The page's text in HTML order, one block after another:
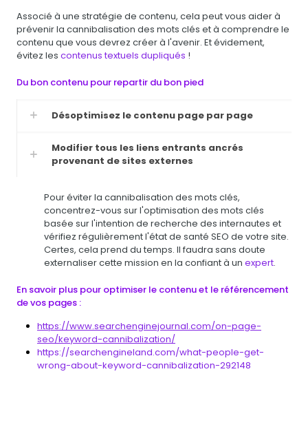
Associé à une stratégie de contenu, cela peut vous aider à
prévenir la cannibalisation des mots clés et à comprendre le
contenu que vous devrez créer à l'avenir. Et évidement,
évitez les contenus textuels dupliqués !
Du bon contenu pour repartir du bon pied
Désoptimisez le contenu page par page
Modifier tous les liens entrants ancrés
provenant de sites externes
Pour éviter la cannibalisation des mots clés,
concentrez-vous sur l'optimisation des mots clés
basée sur l'intention de recherche des internautes et
vérifiez régulièrement l'état de santé SEO de votre site.
Certes, cela prend du temps. Il faudra sans doute
externaliser cette mission en la confiant à un expert.
En savoir plus pour optimiser le contenu et le référencement
de vos pages :
https://www.searchenginejournal.com/on-page-
seo/keyword-cannibalization/
https://searchengineland.com/what-people-get-
wrong-about-keyword-cannibalization-292148